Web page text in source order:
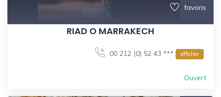
favoris
RIAD O MARRAKECH
00 212 (0) 52 43 *** afficher
Ouvert